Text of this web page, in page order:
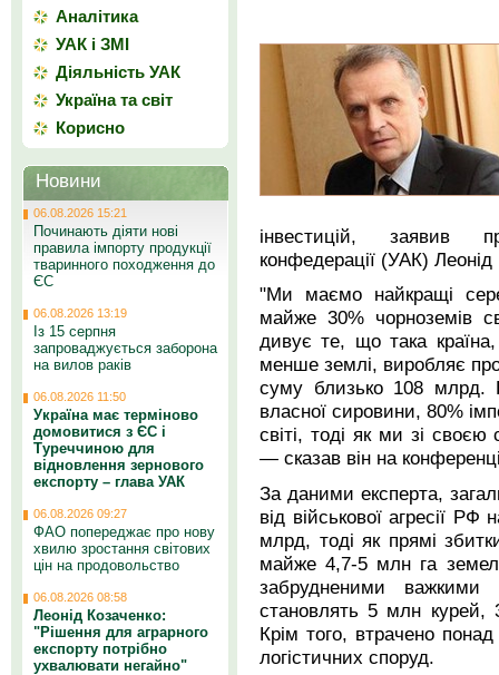
інвестицій, заявив
конфедерації (УАК) Леонід
"Ми маємо найкращі
майже 30% чорноземів
дивує те, що така
менше землі, виробляє
суму близько 108 млрд.
власної сировини, 80%
світі, тоді як ми зі
— сказав він на
За даними експерта,
від військової агресії
млрд, тоді як прямі
майже 4,7-5 млн га
забрудненими важкими
становлять 5 млн курей,
Крім того, втрачено
логістичних споруд.
Аналітика
УАК і ЗМІ
Діяльність УАК
Україна та світ
Корисно
Новини
06.08.2026 15:21
Починають діяти нові
правила імпорту продукції
тваринного походження до
ЄС
06.08.2026 13:19
Із 15 серпня
запроваджується заборона
на вилов раків
06.08.2026 11:50
Україна має терміново
домовитися з ЄС і
Туреччиною для
відновлення зернового
експорту – глава УАК
06.08.2026 09:27
ФАО попереджає про нову
хвилю зростання світових
цін на продовольство
06.08.2026 08:58
Леонід Козаченко:
"Рішення для аграрного
експорту потрібно
ухвалювати негайно"